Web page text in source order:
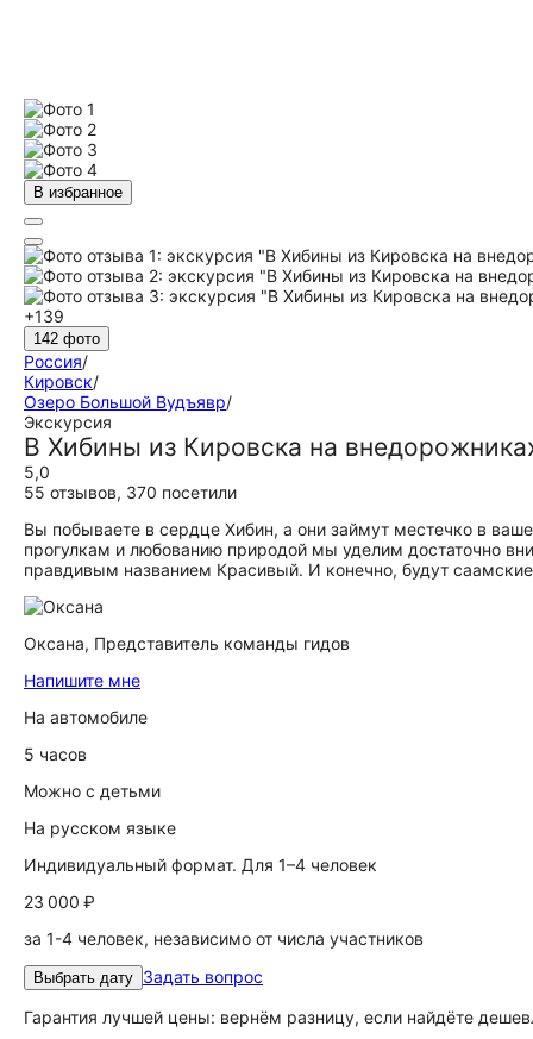
В избранное
+139
142 фото
Россия/
Кировск/
Озеро Большой Вудъявр/
Экскурсия
В Хибины из Кировска на
5,0
55 отзывов, 370 посетили
Вы побываете в сердце Хибин, а они займут местечко в
прогулкам и любованию природой мы уделим достаточно
правдивым названием Красивый. И конечно, будут
Оксана, Представитель команды гидов
Напишите мне
На автомобиле
5 часов
Можно с детьми
На русском языке
Индивидуальный формат. Для 1–4 человек
23 000 ₽
за 1-4 человек, независимо от числа участников
Выбрать дату Задать вопрос
Гарантия лучшей цены: вернём разницу, если найдёте